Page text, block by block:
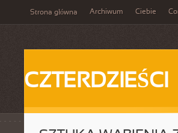
Strona główna Archiwum Ciebie
CZTERDZIEŚCI